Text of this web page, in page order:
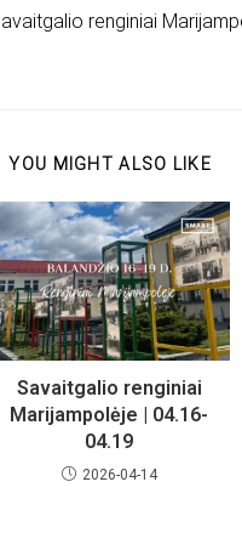
renginiai
YOU MIGHT ALSO LIKE
Savaitgalio renginiai
Marijampolėje | 04.16-
04.19
2026-04-14